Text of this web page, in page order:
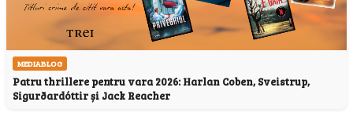
MEDIABLOG
Patru thrillere pentru vara 2026: Harlan Coben, Sveistrup,
Sigurðardóttir și Jack Reacher